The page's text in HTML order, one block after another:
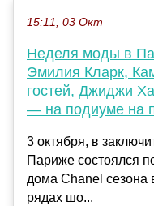
15:11, 03 Окт
Неделя моды в
Эмилия Кларк,
гостей, Джиджи
— на подиуме на
3 октября, в
Париже состоялся
дома Chanel
рядах шо...